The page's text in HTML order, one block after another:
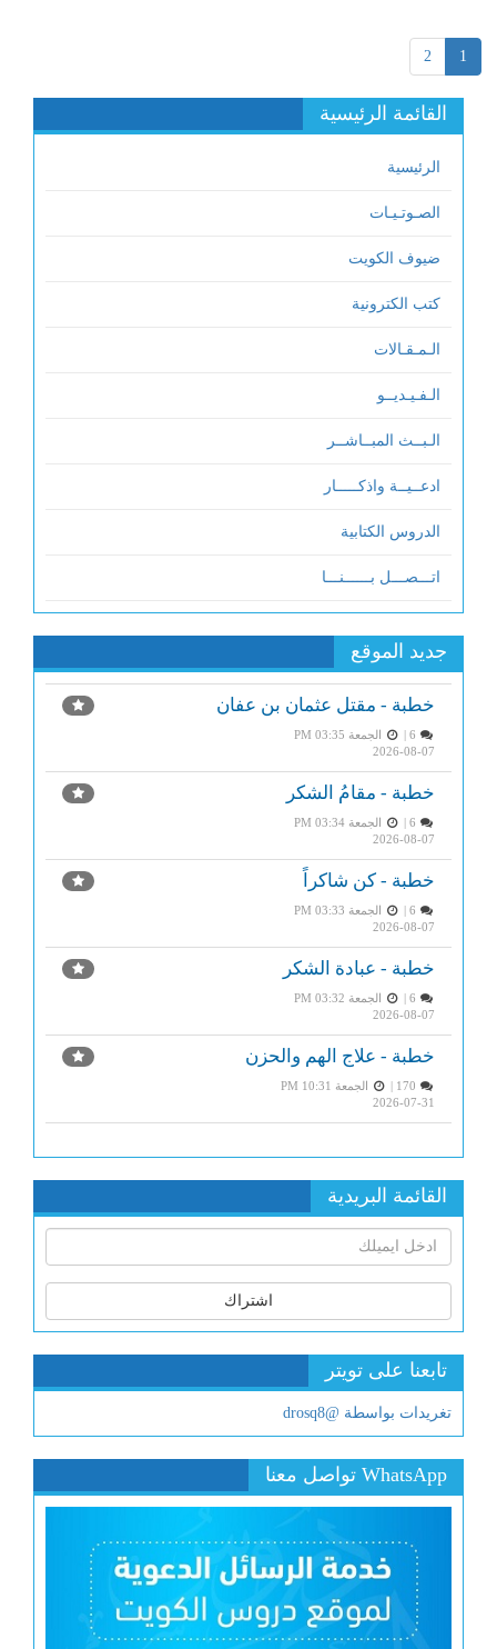
1
2
القائمة الرئيسية
الرئيسية
الصـوتـيـات
ضيوف الكويت
كتب الكترونية
الـمـقـالات
الـفـيـديــو
الـبــث المبــاشــر
ادعــيــة واذكـــــار
الدروس الكتابية
اتـــصـــل بــــــنـــا
جديد الموقع
خطبة - مقتل عثمان بن عفان
الجمعة PM 03:35
2026-08-07
خطبة - مقامُ الشكر
الجمعة PM 03:34
2026-08-07
خطبة - كن شاكراً
الجمعة PM 03:33
2026-08-07
خطبة - عبادة الشكر
الجمعة PM 03:32
2026-08-07
خطبة - علاج الهم والحزن
الجمعة PM 10:31
2026-07-31
القائمة البريدية
اشتراك
تابعنا على تويتر
تغريدات بواسطة @drosq8
WhatsApp تواصل معنا